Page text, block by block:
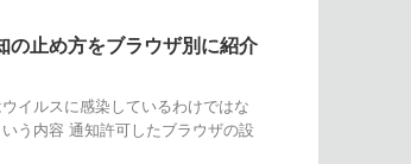
の止め方をブラウザ別に紹介
イルスに感染しているわけではな
う内容 通知許可したブラウザの設